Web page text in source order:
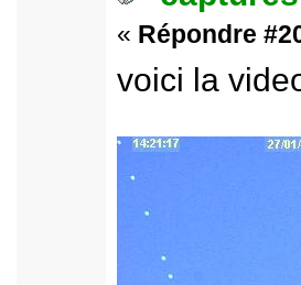
« Répondre
voici la